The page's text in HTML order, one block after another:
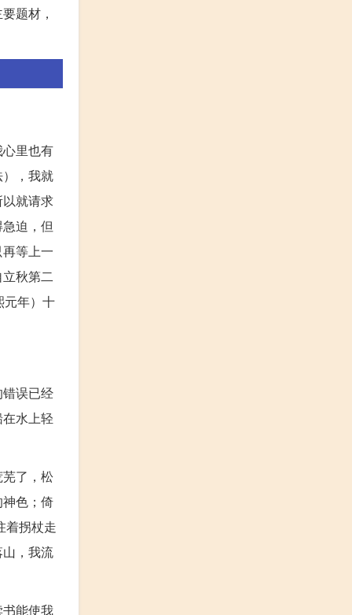
题材，
里也有
，我就
就请求
迫，但
等上一
秋第二
元年）十
误已经
水上轻
了，松
色；倚
着拐杖走
，我流
能使我